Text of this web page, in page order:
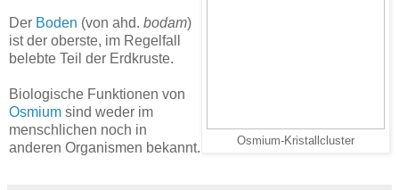
Osmium-Kristallcluster
Der Boden (von ahd. bodam)
ist der oberste, im Regelfall
belebte Teil der Erdkruste.
Biologische Funktionen von
Osmium sind weder im
menschlichen noch in
anderen Organismen bekannt.